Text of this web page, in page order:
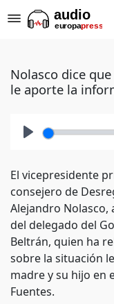
Nolasco dice
le aporte la
El vicepresidente
consejero de
Alejandro
del delegado del
Beltrán, quien ha
sobre la situación
madre y su hijo en
Fuentes.